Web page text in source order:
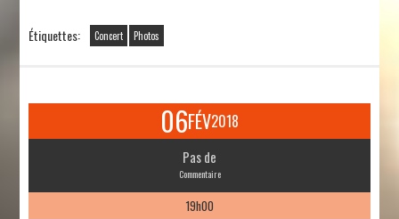
Étiquettes: Concert Photos
06FÉV2018
Pas de
Commentaire
19h00